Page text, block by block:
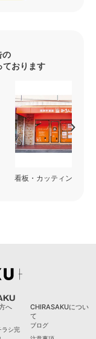
の
ております
ッティングシート
へ
ラシ完
CHIRASAKUについ
て
ブログ